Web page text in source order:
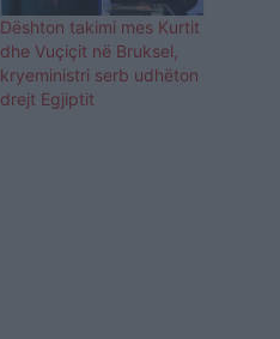
Dështon takimi mes Kurtit
dhe Vuçiçit në Bruksel,
kryeministri serb udhëton
drejt Egjiptit